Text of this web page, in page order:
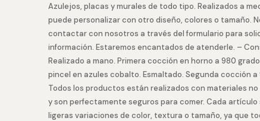
Azulejos, placas y murales de todo tipo. Realizados a
puede personalizar con otro diseño, colores o tamaño.
contactar con nosotros a través del formulario para
información. Estaremos encantados de atenderle. –
Realizado a mano. Primera cocción en horno a 980
pincel en azules cobalto. Esmaltado. Segunda cocción
Todos los productos están realizados con materiales
y son perfectamente seguros para comer. Cada
ligeras variaciones de color, textura o tamaño, ya que